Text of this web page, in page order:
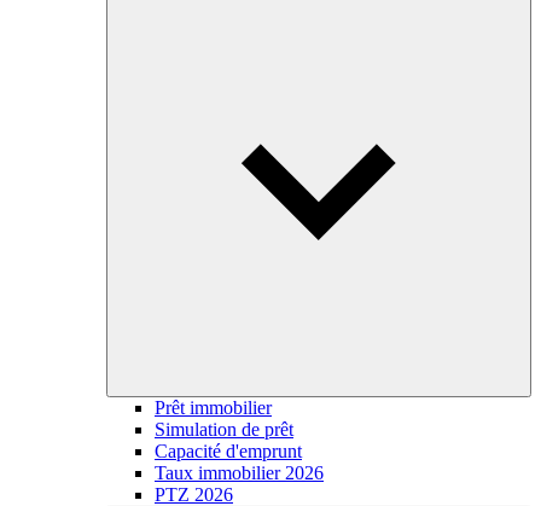
Prêt immobilier
Simulation de prêt
Capacité d'emprunt
Taux immobilier 2026
PTZ 2026